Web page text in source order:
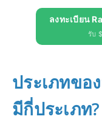
ลงทะเบียน
รับ
ประเภทขอ
มีกี่ประเภท?